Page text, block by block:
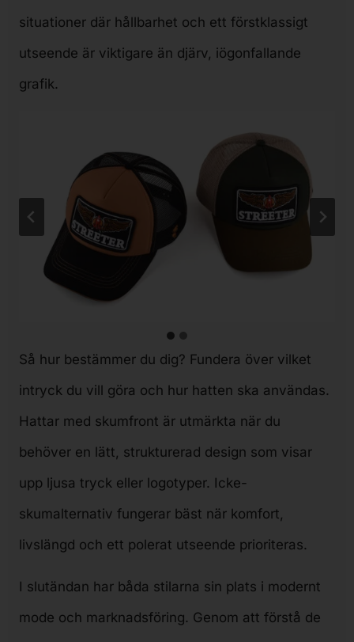
situationer där hållbarhet och ett förstklassigt
utseende är viktigare än djärv, iögonfallande
grafik.
Så hur bestämmer du dig? Fundera över vilket
intryck du vill göra och hur hatten ska användas.
Hattar med skumfront är utmärkta när du
behöver en lätt, strukturerad design som visar
upp ljusa tryck eller logotyper. Icke-
skumalternativ fungerar bäst när komfort,
livslängd och ett polerat utseende prioriteras.
I slutändan har båda stilarna sin plats i modernt
mode och marknadsföring. Genom att förstå de